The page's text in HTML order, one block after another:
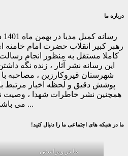
درباره ما
رهبر کبیر انقلاب حضرت امام
کاملا مستقل به منظور انجام
این رسانه نشر آثار ، زنده نگه
شهرستان قیروکارزین ، مصاحبه
پوشش دقیق و لحظه اخبار مرتبط
همچنین نشر خاطرات شهدا ، وصیت
... می
ما در شبکه های اجتماعی ما را دنبال کنید!
ما در ویراستی